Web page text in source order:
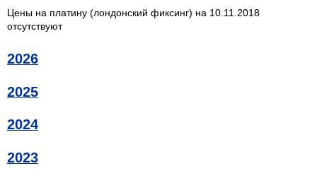
Цены на платину (лондонский фиксинг) на 10.11.2018
отсутствуют
2026
2025
2024
2023